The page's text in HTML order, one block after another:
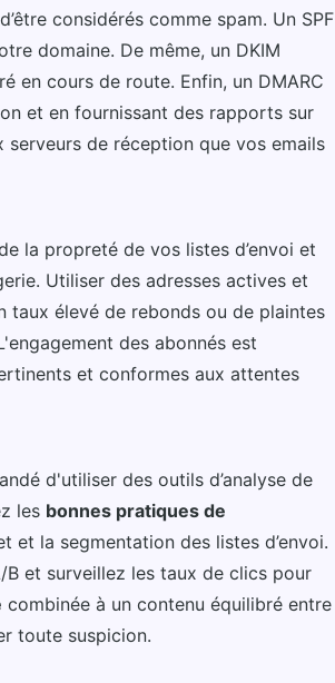
considérés comme spam. Un SPF
domaine. De même, un DKIM
en cours de route. Enfin, un DMARC
et en fournissant des rapports sur
serveurs de réception que vos emails
la propreté de vos listes d’envoi et
Utiliser des adresses actives et
taux élevé de rebonds ou de plaintes
des abonnés est
et conformes aux attentes
d'utiliser des outils d’analyse de
les bonnes pratiques de
la segmentation des listes d’envoi.
et surveillez les taux de clics pour
combinée à un contenu équilibré entre
toute suspicion.